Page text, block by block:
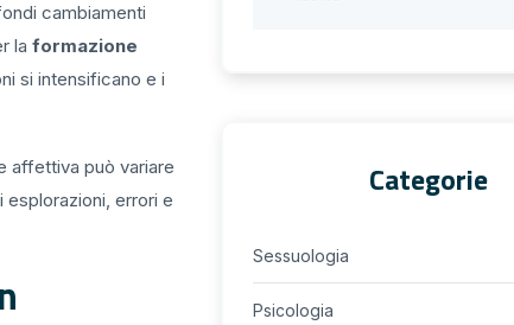
cambiamenti
la formazione
si intensificano e i
affettiva può variare
errori e
Categorie
Sessuologia
Psicologia